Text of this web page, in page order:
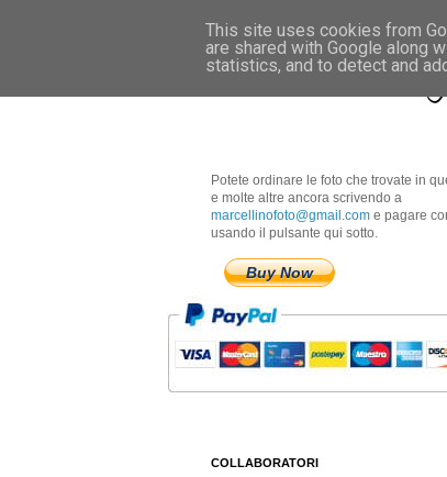
Marcellino
Potete ordinare le foto che trovate in
e molte altre ancora scrivendo a
marcellinofoto@gmail.com e pagare
usando il pulsante qui sotto.
Buy Now
COLLABORATORI
This site uses cookies from
are shared with Google along
statistics, and to detect and